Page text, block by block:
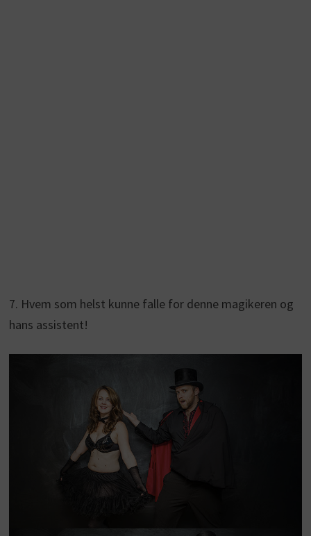
7. Hvem som helst kunne falle for denne magikeren og
hans assistent!